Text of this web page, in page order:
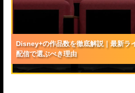
Disney+の作品数を徹底解説｜最新ラ
配信で選ぶべき理由
Disney+の作品数を徹底解説｜最新ラ
配信で選ぶべき理由
Disney+の作品数を徹底解説｜最新ラ
配信で選ぶべき理由